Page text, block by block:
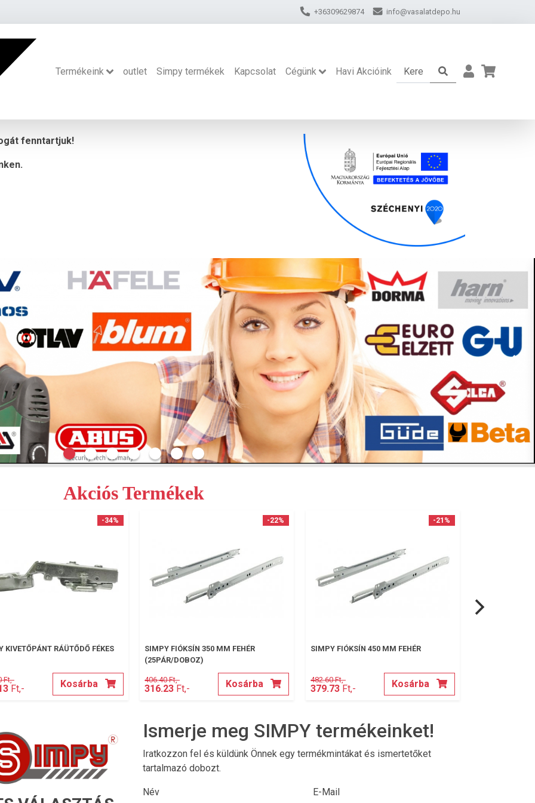
+36309629874 info@vasalatdepo.hu
Termékeink outlet Simpy termékek Kapcsolat Cégünk Havi Akcióink
fenntartjuk!
Akciós Termékek
-34%
KIVETŐPÁNT RÁÜTŐDŐ FÉKES
Ft,-
Ft,- Kosárba
-22%
SIMPY FIÓKSÍN 350 MM FEHÉR
(25PÁR/DOBOZ)
406.40 Ft,-
316.23 Ft,- Kosárba
-21%
SIMPY FIÓKSÍN 450 MM FEHÉR
482.60 Ft,-
379.73 Ft,- Kosárba
Ismerje meg SIMPY termékeinket!
Iratkozzon fel és küldünk Önnek egy termékmintákat és ismertetőket
tartalmazó dobozt.
Név E-Mail